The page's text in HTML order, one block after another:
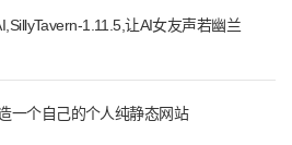
1.11.5,让AI女友声若幽兰
一个自己的个人纯静态网站